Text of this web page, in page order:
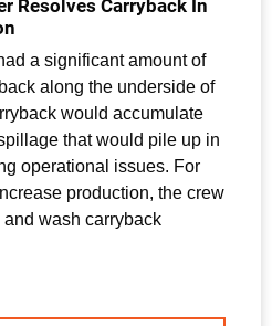
Resolves Carryback In
a significant amount of
along the underside of
would accumulate
that would pile up in
operational issues. For
production, the crew
wash carryback